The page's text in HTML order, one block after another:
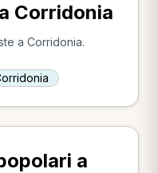
Corridonia
a Corridonia.
a